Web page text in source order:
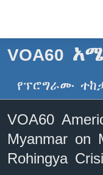
ማገናኛዎች
ዋናው
ይዘት
ወደ
ዋናው
ይዘት
እለፍ
ዜና
ኢትዮጵያ
አሜሪካ
ኑሮ በጤንነት
ቪዲዮ
VOA60
የፕሮግራሙ
VOA60
Myanmar on
Rohingya